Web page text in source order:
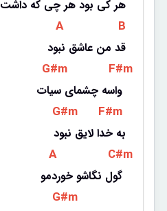
هر کی بود هر چی که داشت
A B
قد من عاشق نبود
G#m F#m
واسه چشمای سیات
G#m F#m
به خدا لایق نبود
A C#m
گول نگاشو خوردمو
G#m